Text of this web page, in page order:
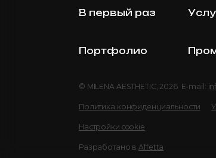
В первый раз
Портфолио
© MILENA AESTHETIC, 2026 E-mail:
Политика конфиденциальности
Настройки cookie
Разработано в Affetta